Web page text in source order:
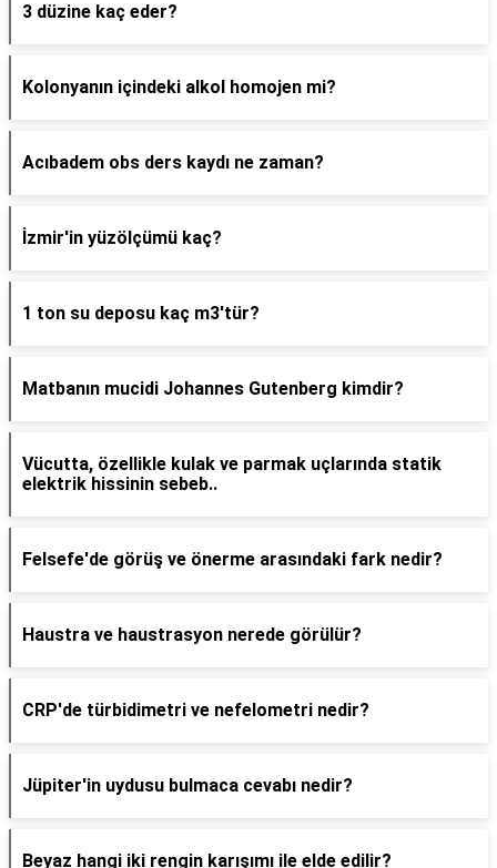
3 düzine kaç eder?
Kolonyanın içindeki alkol homojen mi?
Acıbadem obs ders kaydı ne zaman?
İzmir'in yüzölçümü kaç?
1 ton su deposu kaç m3'tür?
Matbanın mucidi Johannes Gutenberg kimdir?
Vücutta, özellikle kulak ve parmak uçlarında statik
elektrik hissinin sebeb..
Felsefe'de görüş ve önerme arasındaki fark nedir?
Haustra ve haustrasyon nerede görülür?
CRP'de türbidimetri ve nefelometri nedir?
Jüpiter'in uydusu bulmaca cevabı nedir?
Beyaz hangi iki rengin karışımı ile elde edilir?